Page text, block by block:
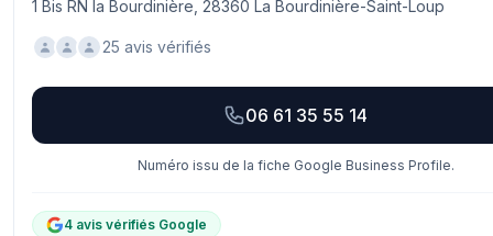
1 Bis RN la Bourdinière, 28360 La Bourdinière-Saint-Loup
25 avis vérifiés
06 61 35 55 14
Numéro issu de la fiche Google Business Profile.
4 avis vérifiés Google